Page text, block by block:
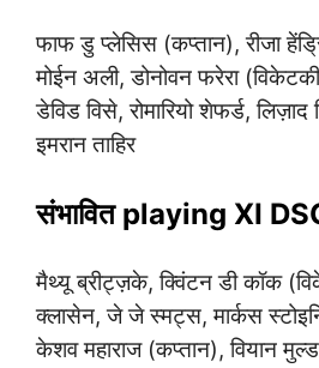
फाफ डु प्लेसिस (कप्तान), रीजा
मोईन अली, डोनोवन फरेरा
डेविड विसे, रोमारियो शेफर्ड, लिज़ाद
इमरान ताहिर
संभावित playing XI
मैथ्यू ब्रीट्ज़के, क्विंटन डी कॉक
क्लासेन, जे जे स्मट्स, मार्कस
केशव महाराज (कप्तान), वियान